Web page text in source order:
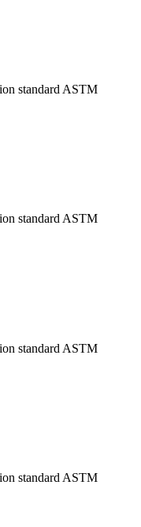
standard ASTM
standard ASTM
standard ASTM
standard ASTM